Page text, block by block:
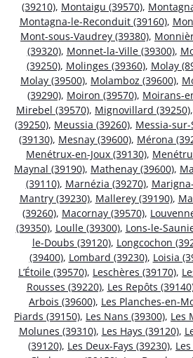
(39210), Montaigu (39570),
Montagna-le-Reconduit (39160),
Mont-sous-Vaudrey (39380),
(39320), Monnet-la-Ville (39300),
(39250), Molinges (39360), Molay
Molay (39500), Molamboz (39600),
(39290), Moiron (39570), Moirans-
Mirebel (39570), Mignovillard (39250),
(39250), Meussia (39260), Messia-sur-
(39130), Mesnay (39600), Mérona
Menétrux-en-Joux (39130),
Maynal (39190), Mathenay (39600),
(39110), Marnézia (39270),
Mantry (39230), Mallerey (39190),
(39260), Macornay (39570),
(39350), Loulle (39300), Lons-le-
le-Doubs (39120), Longcochon
(39400), Lombard (39230), Loisia
L’Étoile (39570), Leschères (39170),
Rousses (39220), Les Repôts
Arbois (39600), Les Planches-en-
Piards (39150), Les Nans (39300), Les
Molunes (39310), Les Hays (39120),
(39120), Les Deux-Fays (39230),